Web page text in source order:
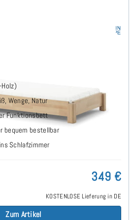
-Holz)
Wenge, Natur
Funktionsbett
bequem bestellbar
Schlafzimmer
349 €
KOSTENLOSE Lieferung in DE
Zum Artikel